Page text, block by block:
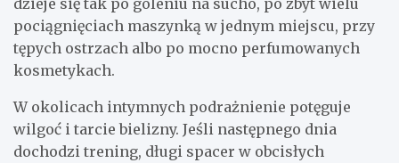
dzieje się tak po goleniu na sucho, po zbyt wielu
pociągnięciach maszynką w jednym miejscu, przy
tępych ostrzach albo po mocno perfumowanych
kosmetykach.
W okolicach intymnych podrażnienie potęguje
wilgoć i tarcie bielizny. Jeśli następnego dnia
dochodzi trening, długi spacer w obcisłych